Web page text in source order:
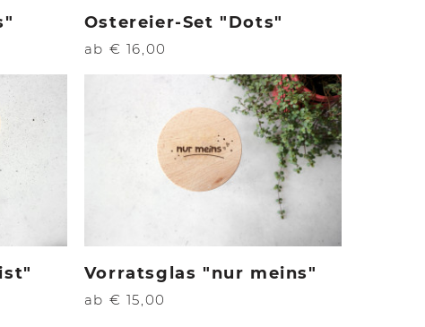
Ostereier-Set "Dots"
ab € 16,00
Vorratsglas "nur meins"
ab € 15,00